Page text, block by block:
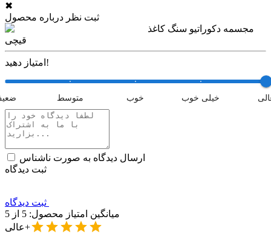
✖
ثبت نظر درباره محصول
مجسمه دکوراتیو سنگ کاغذ
قیچی
امتیاز دهید!
متوسط خوب خیلی خوب
ارسال دیدگاه به صورت ناشناس
ثبت دیدگاه
میانگین امتیاز محصول: 5 از 5
عالی+